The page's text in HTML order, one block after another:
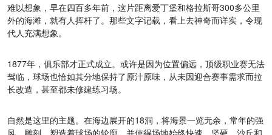
难以想象，早在四百多年前，这片距离爱丁堡和格拉斯哥300多公里
外的海滩，就有人挥杆了。那些文字记载，看上去神奇而详实，令现
代人充满想象。
1877年，俱乐部才正式成立。或许是因为位置偏远，顶级职业赛无法
驾临，球场也恰如其分地保持了原汁原味，从未因迎合赛事需求而拉
长改造，甚至都未修建练习场。
自然是这里的主题。在海边展开的18洞，将海景一览无余，常年的强
风，雕刻、塑造着球场的轮廓，并使得场地始终快速、坚硬。沙丘和